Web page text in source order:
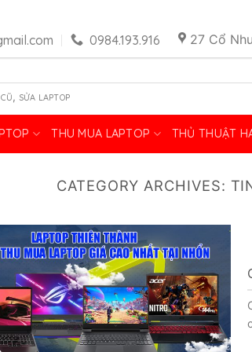
0984.193.916 27 Cổ
, SỬA LAPTOP
THU MUA LAPTOP THỦ THUẬT
CATEGORY ARCHIVES: